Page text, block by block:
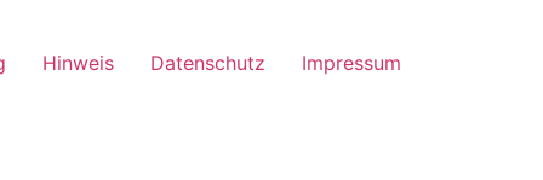
Hinweis Datenschutz Impressum